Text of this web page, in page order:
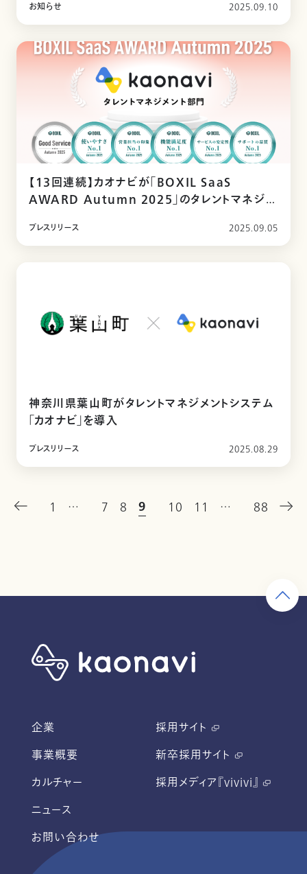
お知らせ 2025.09.10
【13回連続】カオナビが「BOXIL SaaS
AWARD Autumn 2025」のタレントマネジメ
プレスリリース 2025.09.05
神奈川県葉山町がタレントマネジメントシステム
「カオナビ」を導入
プレスリリース 2025.08.29
1 … 7 8 9 10 11 … 88
企業
事業概要
カルチャー
ニュース
お問い合わせ
採用サイト
新卒採用サイト
採用メディア『vivivi』